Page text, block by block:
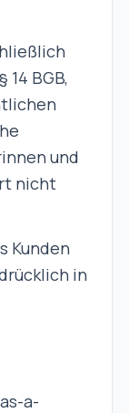
BGB,
und
nicht
Kunden
in
a-